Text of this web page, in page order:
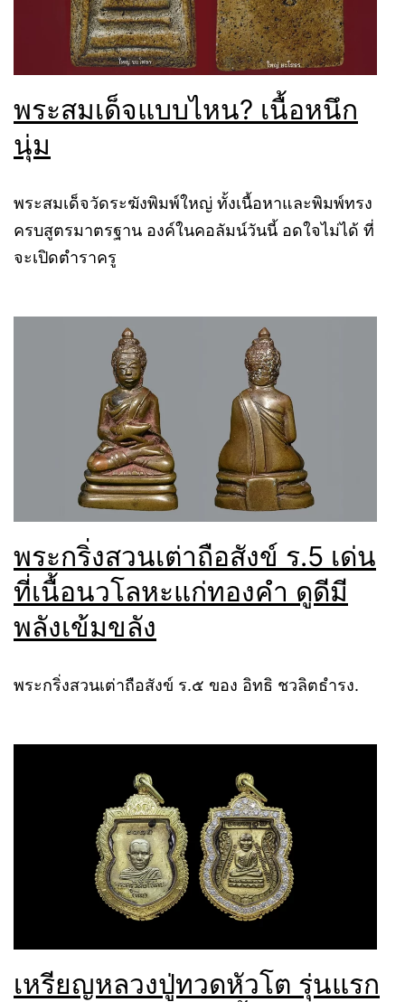
พระสมเด็จแบบไหน? เนื้อหนึก
นุ่ม
พระสมเด็จวัดระฆังพิมพ์ใหญ่ ทั้งเนื้อหาและพิมพ์ทรง
ครบสูตรมาตรฐาน องค์ในคอลัมน์วันนี้ อดใจไม่ได้ ที่
จะเปิดตำราครู
พระกริ่งสวนเต่าถือสังข์ ร.5 เด่น
ที่เนื้อนวโลหะแก่ทองคำ ดูดีมี
พลังเข้มขลัง
พระกริ่งสวนเต่าถือสังข์ ร.๕ ของ อิทธิ ชวลิตธำรง.
เหรียญหลวงปู่ทวดหัวโต รุ่นแรก